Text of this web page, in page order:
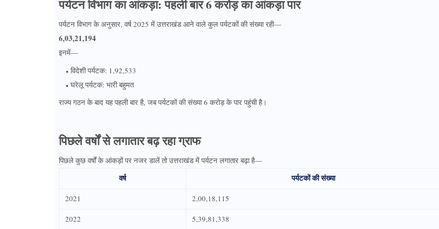
पर्यटन विभाग का आंकड़ा: पहली बार 6 करोड़ का आंकड़ा पार
पर्यटन विभाग के अनुसार, वर्ष 2025 में उत्तराखंड आने वाले कुल पर्यटकों की संख्या रही—
6,03,21,194
इनमें—
विदेशी पर्यटक: 1,92,533
घरेलू पर्यटक: भारी बहुमत
राज्य गठन के बाद यह पहली बार है, जब पर्यटकों की संख्या 6 करोड़ के पार पहुंची है।
पिछले वर्षों से लगातार बढ़ रहा ग्राफ
पिछले कुछ वर्षों के आंकड़ों पर नजर डालें तो उत्तराखंड में पर्यटन लगातार बढ़ा है—
वर्ष पर्यटकों की संख्या
2021 2,00,18,115
2022 5,39,81,338